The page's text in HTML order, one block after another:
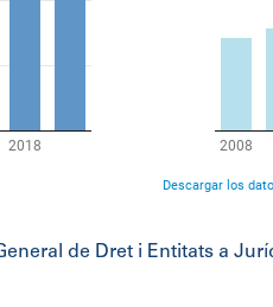
Dret i Entitats a